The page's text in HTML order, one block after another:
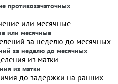
противозачаточных
или месячные
за неделю до месячных
из матки